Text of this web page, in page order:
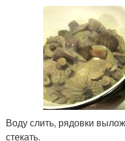
Воду слить, рядовки
стекать.